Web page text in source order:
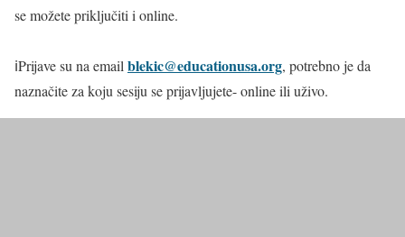
se možete priključiti i online.
ℹPrijave su na email blekic@educationusa.org, potrebno je da
naznačite za koju sesiju se prijavljujete- online ili uživo.